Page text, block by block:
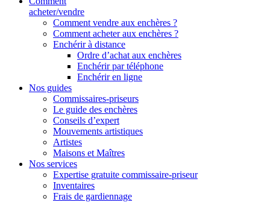
acheter/vendre
Comment vendre aux enchères ?
Comment acheter aux enchères ?
Enchérir à distance
Ordre d’achat aux enchères
Enchérir par téléphone
Enchérir en ligne
Nos guides
Commissaires-priseurs
Le guide des enchères
Conseils d’expert
Mouvements artistiques
Artistes
Maisons et Maîtres
Nos services
Expertise gratuite commissaire-priseur
Inventaires
Frais de gardiennage